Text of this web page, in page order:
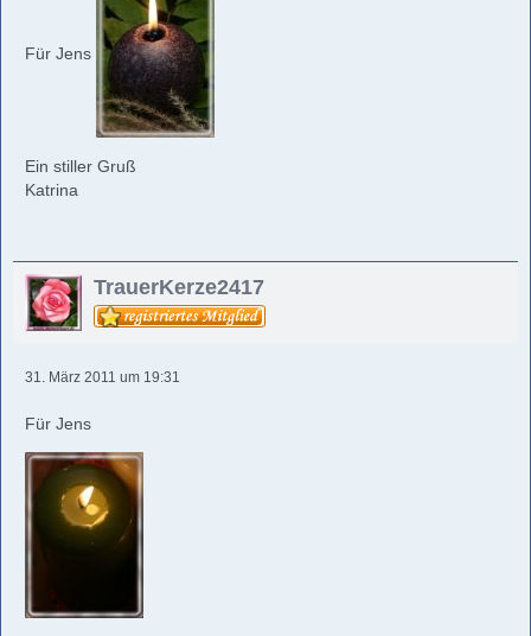
Für Jens
Ein stiller Gruß
Katrina
TrauerKerze2417
31. März 2011 um 19:31
Für Jens